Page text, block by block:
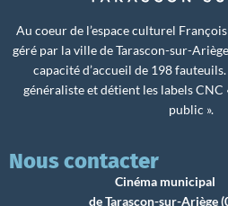
Au coeur de l’espace culturel
géré par la ville de Tarascon-sur-
capacité d’accueil de 198
généraliste et détient les labels CNC
public ».
Nous contacter
Cinéma municipal
de Tarascon-sur-Ariège